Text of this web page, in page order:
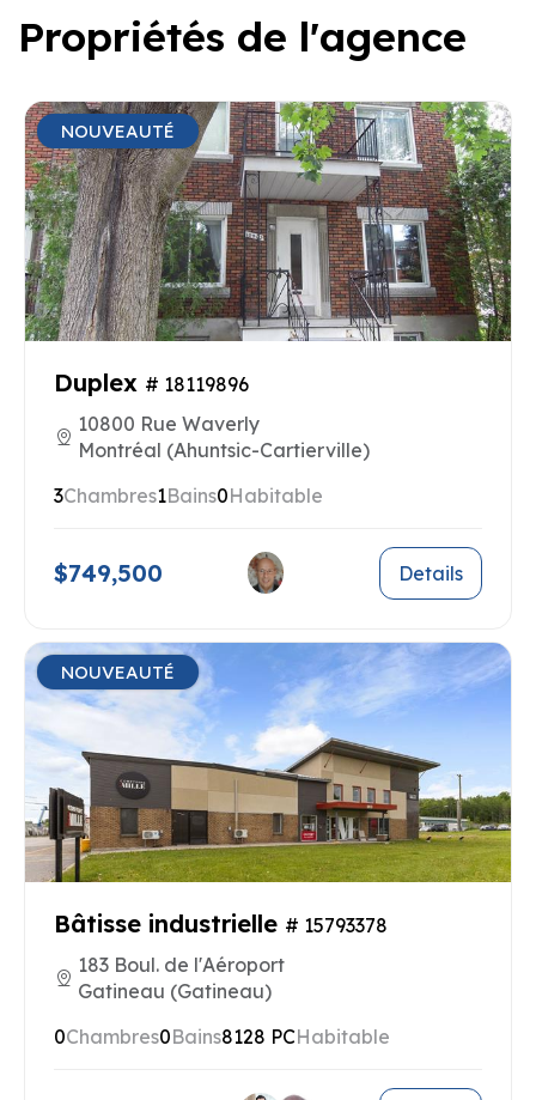
Propriétés de l'agence
NOUVEAUTÉ
Duplex # 18119896
10800 Rue Waverly
Montréal (Ahuntsic-Cartierville)
3Chambres1Bains0Habitable
$749,500 Details
NOUVEAUTÉ
Bâtisse industrielle # 15793378
183 Boul. de l'Aéroport
Gatineau (Gatineau)
0Chambres0Bains8128 PCHabitable